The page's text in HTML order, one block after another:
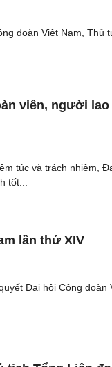
đoàn Việt Nam, Thủ
viên, người lao
túc và trách nhiệm,
tốt...
lần thứ XIV
Đại hội Công đoàn